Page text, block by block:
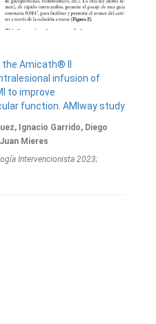
Amicath® II
infusion of
to improve
function. AMIway study
Ignacio Garrido, Diego
Mieres
Intervencionista 2023;